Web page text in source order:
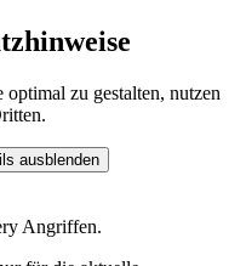
zu gestalten, nutzen
ausblenden
Angriffen.